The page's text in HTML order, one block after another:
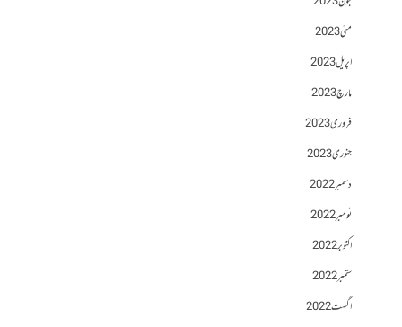
مئی 2023
اپریل 2023
مارچ 2023
فروری 2023
جنوری 2023
دسمبر 2022
نومبر 2022
اکتوبر 2022
ستمبر 2022
اگست 2022